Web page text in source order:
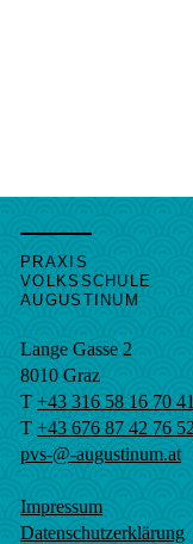
PRAXIS
VOLKSSCHULE
AUGUSTINUM
Lange Gasse 2
8010 Graz
T +43 316 58 16 70 41
T +43 676 87 42 76 52
pvs-@-augustinum.at
Impressum
Datenschutzerklärung